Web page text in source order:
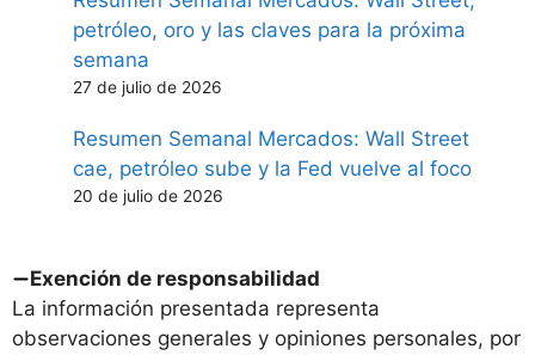
petróleo, oro y las claves para la próxima
semana
27 de julio de 2026
Resumen Semanal Mercados: Wall Street
cae, petróleo sube y la Fed vuelve al foco
20 de julio de 2026
Exención de responsabilidad
La información presentada representa
observaciones generales y opiniones personales, por